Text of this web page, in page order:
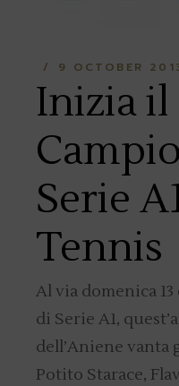
9 OCTOBER
Inizia il
Serie
Tennis
Al via domenica
di Serie A1,
dell’Aniene
Potito Starace,